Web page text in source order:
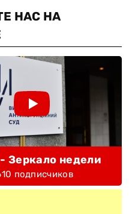
НАС НА
Зеркало недели
подписчиков